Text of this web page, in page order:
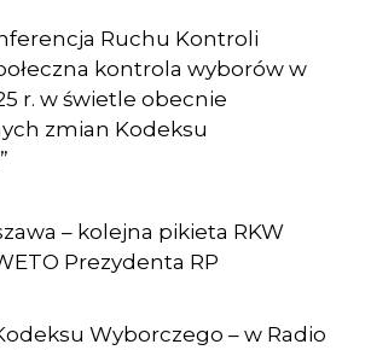
Ruchu Kontroli
kontrola wyborów w
r. w świetle obecnie
zmian Kodeksu
– kolejna pikieta RKW
Prezydenta RP
Wyborczego – w Radio